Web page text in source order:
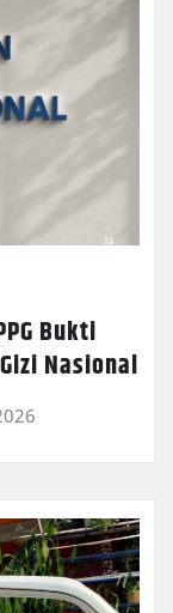
Bukti
Nasional